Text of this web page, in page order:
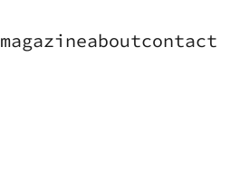
magazineaboutcontact